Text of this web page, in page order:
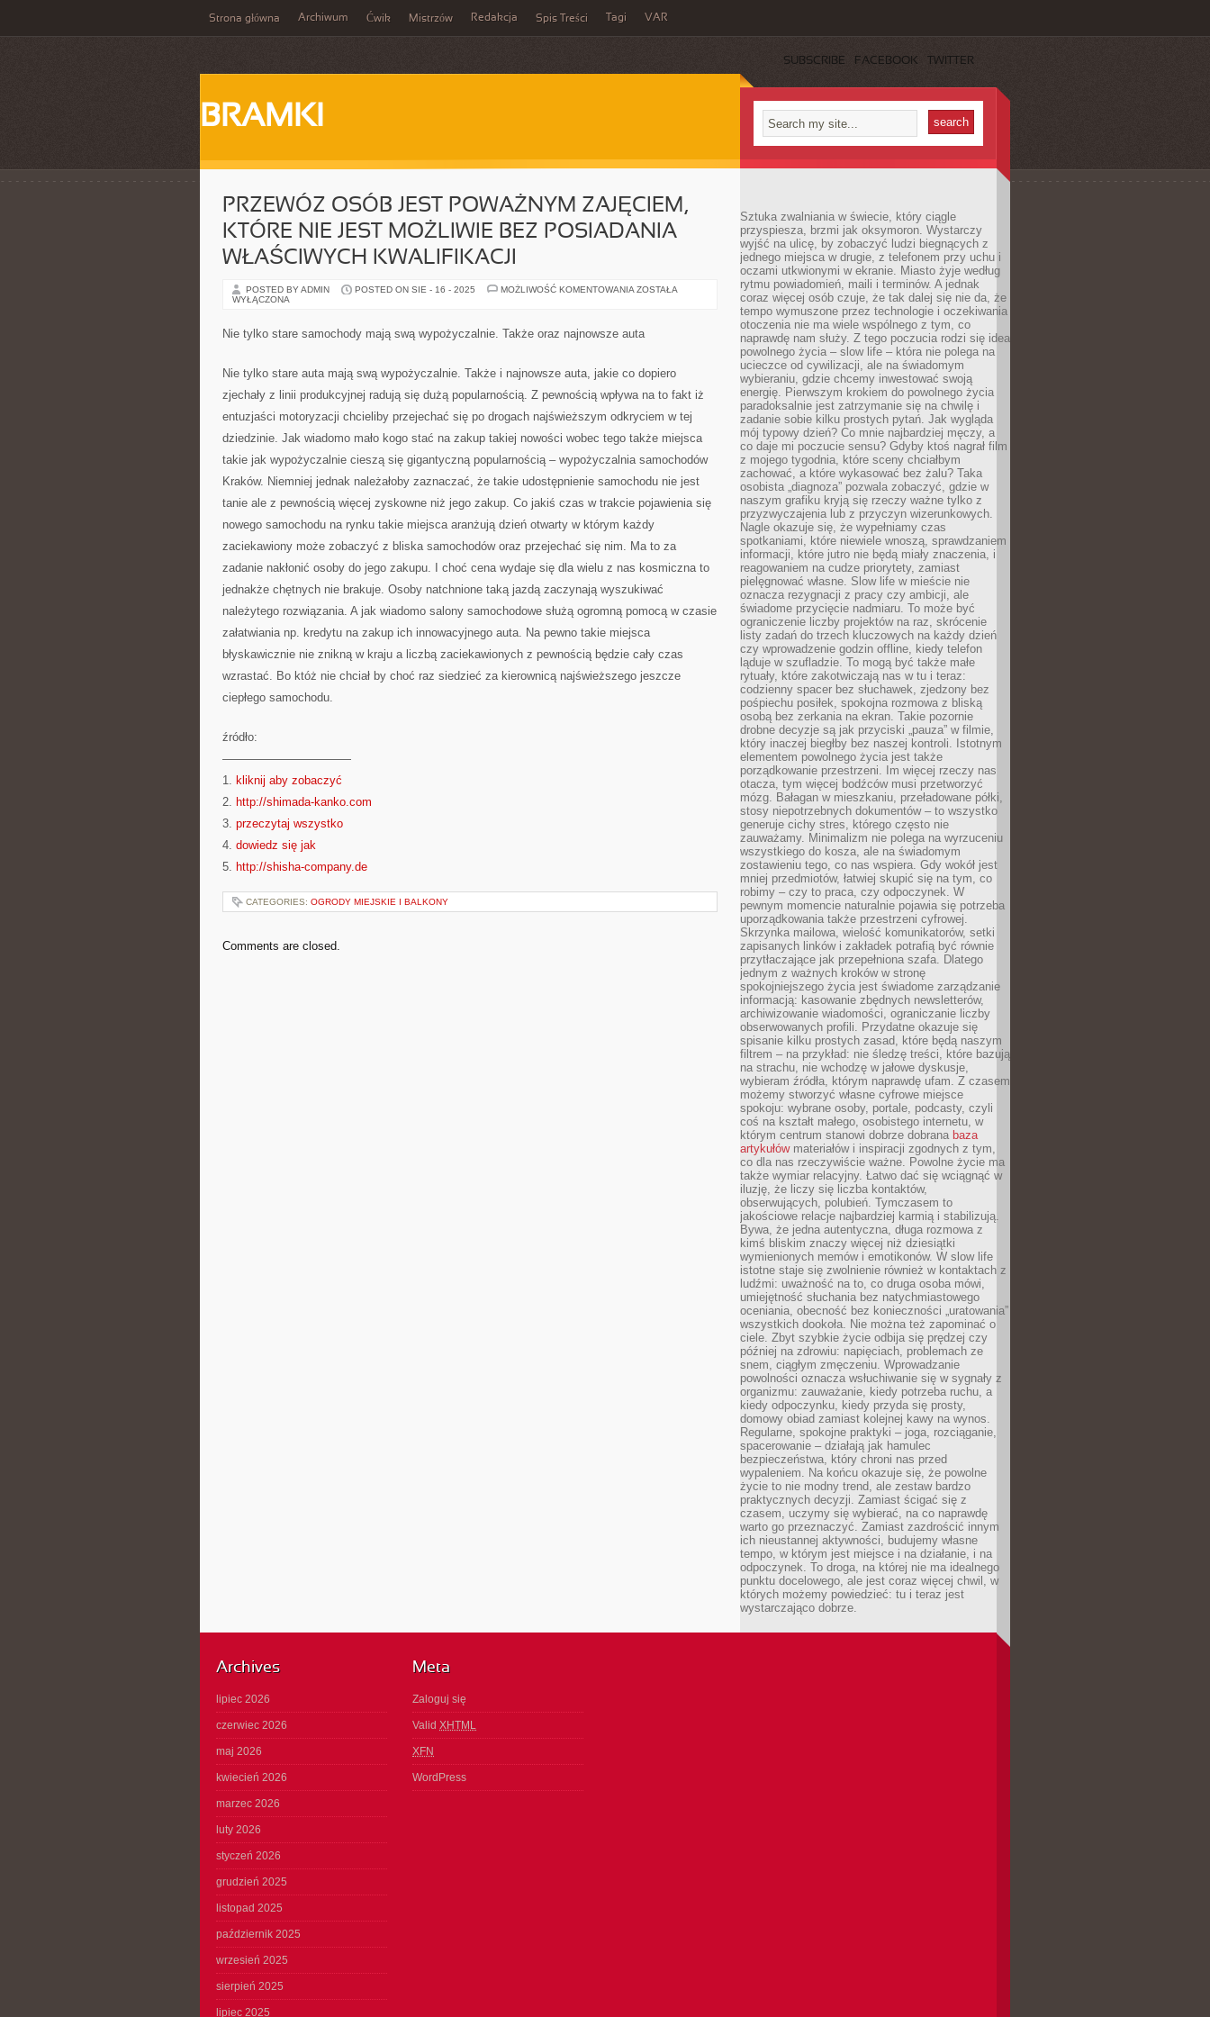
Strona główna Archiwum Ćwik Mistrzów Redakcja Spis Treści Tagi VAR
SUBSCRIBE FACEBOOK TWITTER
BRAMKI
PRZEWÓZ OSÓB JEST POWAŻNYM ZAJĘCIEM,
KTÓRE NIE JEST MOŻLIWIE BEZ POSIADANIA
WŁAŚCIWYCH KWALIFIKACJI
POSTED BY ADMIN POSTED ON SIE - 16 - 2025 MOŻLIWOŚĆ KOMENTOWANIA PRZEWÓZ
ZAJĘCIEM,
KTÓRE
MOŻLIWIE
BEZ
WŁAŚCIWYCH
ZOSTAŁA
WYŁĄCZONA
Nie tylko stare samochody mają swą wypożyczalnie. Także oraz najnowsze auta
Nie tylko stare auta mają swą wypożyczalnie. Także i najnowsze auta, jakie co dopiero
zjechały z linii produkcyjnej radują się dużą popularnością. Z pewnością wpływa na to fakt iż
entuzjaści motoryzacji chcieliby przejechać się po drogach najświeższym odkryciem w tej
dziedzinie. Jak wiadomo mało kogo stać na zakup takiej nowości wobec tego także miejsca
takie jak wypożyczalnie cieszą się gigantyczną popularnością – wypożyczalnia samochodów
Kraków. Niemniej jednak należałoby zaznaczać, że takie udostępnienie samochodu nie jest
tanie ale z pewnością więcej zyskowne niż jego zakup. Co jakiś czas w trakcie pojawienia się
nowego samochodu na rynku takie miejsca aranżują dzień otwarty w którym każdy
zaciekawiony może zobaczyć z bliska samochodów oraz przejechać się nim. Ma to za
zadanie nakłonić osoby do jego zakupu. I choć cena wydaje się dla wielu z nas kosmiczna to
jednakże chętnych nie brakuje. Osoby natchnione taką jazdą zaczynają wyszukiwać
należytego rozwiązania. A jak wiadomo salony samochodowe służą ogromną pomocą w czasie
załatwiania np. kredytu na zakup ich innowacyjnego auta. Na pewno takie miejsca
błyskawicznie nie znikną w kraju a liczbą zaciekawionych z pewnością będzie cały czas
wzrastać. Bo któż nie chciał by choć raz siedzieć za kierownicą najświeższego jeszcze
ciepłego samochodu.
źródło:
———————————
1. kliknij aby zobaczyć
2. http://shimada-kanko.com
3. przeczytaj wszystko
4. dowiedz się jak
5. http://shisha-company.de
CATEGORIES: OGRODY MIEJSKIE I BALKONY
Comments are closed.
Sztuka zwalniania w świecie, który ciągle
przyspiesza, brzmi jak oksymoron. Wystarczy
wyjść na ulicę, by zobaczyć ludzi biegnących z
jednego miejsca w drugie, z telefonem przy uchu i
oczami utkwionymi w ekranie. Miasto żyje według
rytmu powiadomień, maili i terminów. A jednak
coraz więcej osób czuje, że tak dalej się nie da, że
tempo wymuszone przez technologie i oczekiwania
otoczenia nie ma wiele wspólnego z tym, co
naprawdę nam służy. Z tego poczucia rodzi się idea
powolnego życia – slow life – która nie polega na
ucieczce od cywilizacji, ale na świadomym
wybieraniu, gdzie chcemy inwestować swoją
energię. Pierwszym krokiem do powolnego życia
paradoksalnie jest zatrzymanie się na chwilę i
zadanie sobie kilku prostych pytań. Jak wygląda
mój typowy dzień? Co mnie najbardziej męczy, a
co daje mi poczucie sensu? Gdyby ktoś nagrał film
z mojego tygodnia, które sceny chciałbym
zachować, a które wykasować bez żalu? Taka
osobista „diagnoza” pozwala zobaczyć, gdzie w
naszym grafiku kryją się rzeczy ważne tylko z
przyzwyczajenia lub z przyczyn wizerunkowych.
Nagle okazuje się, że wypełniamy czas
spotkaniami, które niewiele wnoszą, sprawdzaniem
informacji, które jutro nie będą miały znaczenia, i
reagowaniem na cudze priorytety, zamiast
pielęgnować własne. Slow life w mieście nie
oznacza rezygnacji z pracy czy ambicji, ale
świadome przycięcie nadmiaru. To może być
ograniczenie liczby projektów na raz, skrócenie
listy zadań do trzech kluczowych na każdy dzień
czy wprowadzenie godzin offline, kiedy telefon
ląduje w szufladzie. To mogą być także małe
rytuały, które zakotwiczają nas w tu i teraz:
codzienny spacer bez słuchawek, zjedzony bez
pośpiechu posiłek, spokojna rozmowa z bliską
osobą bez zerkania na ekran. Takie pozornie
drobne decyzje są jak przyciski „pauza” w filmie,
który inaczej biegłby bez naszej kontroli. Istotnym
elementem powolnego życia jest także
porządkowanie przestrzeni. Im więcej rzeczy nas
otacza, tym więcej bodźców musi przetworzyć
mózg. Bałagan w mieszkaniu, przeładowane półki,
stosy niepotrzebnych dokumentów – to wszystko
generuje cichy stres, którego często nie
zauważamy. Minimalizm nie polega na wyrzuceniu
wszystkiego do kosza, ale na świadomym
zostawieniu tego, co nas wspiera. Gdy wokół jest
mniej przedmiotów, łatwiej skupić się na tym, co
robimy – czy to praca, czy odpoczynek. W
pewnym momencie naturalnie pojawia się potrzeba
uporządkowania także przestrzeni cyfrowej.
Skrzynka mailowa, wielość komunikatorów, setki
zapisanych linków i zakładek potrafią być równie
przytłaczające jak przepełniona szafa. Dlatego
jednym z ważnych kroków w stronę
spokojniejszego życia jest świadome zarządzanie
informacją: kasowanie zbędnych newsletterów,
archiwizowanie wiadomości, ograniczanie liczby
obserwowanych profili. Przydatne okazuje się
spisanie kilku prostych zasad, które będą naszym
filtrem – na przykład: nie śledzę treści, które bazują
na strachu, nie wchodzę w jałowe dyskusje,
wybieram źródła, którym naprawdę ufam. Z czasem
możemy stworzyć własne cyfrowe miejsce
spokoju: wybrane osoby, portale, podcasty, czyli
coś na kształt małego, osobistego internetu, w
którym centrum stanowi dobrze dobrana baza
artykułówmateriałów i inspiracji zgodnych z tym,
co dla nas rzeczywiście ważne. Powolne życie ma
także wymiar relacyjny. Łatwo dać się wciągnąć w
iluzję, że liczy się liczba kontaktów,
obserwujących, polubień. Tymczasem to
jakościowe relacje najbardziej karmią i stabilizują.
Bywa, że jedna autentyczna, długa rozmowa z
kimś bliskim znaczy więcej niż dziesiątki
wymienionych memów i emotikonów. W slow life
istotne staje się zwolnienie również w kontaktach z
ludźmi: uważność na to, co druga osoba mówi,
umiejętność słuchania bez natychmiastowego
oceniania, obecność bez konieczności „uratowania”
wszystkich dookoła. Nie można też zapominać o
ciele. Zbyt szybkie życie odbija się prędzej czy
później na zdrowiu: napięciach, problemach ze
snem, ciągłym zmęczeniu. Wprowadzanie
powolności oznacza wsłuchiwanie się w sygnały z
organizmu: zauważanie, kiedy potrzeba ruchu, a
kiedy odpoczynku, kiedy przyda się prosty,
domowy obiad zamiast kolejnej kawy na wynos.
Regularne, spokojne praktyki – joga, rozciąganie,
spacerowanie – działają jak hamulec
bezpieczeństwa, który chroni nas przed
wypaleniem. Na końcu okazuje się, że powolne
życie to nie modny trend, ale zestaw bardzo
praktycznych decyzji. Zamiast ścigać się z
czasem, uczymy się wybierać, na co naprawdę
warto go przeznaczyć. Zamiast zazdrościć innym
ich nieustannej aktywności, budujemy własne
tempo, w którym jest miejsce i na działanie, i na
odpoczynek. To droga, na której nie ma idealnego
punktu docelowego, ale jest coraz więcej chwil, w
których możemy powiedzieć: tu i teraz jest
wystarczająco dobrze.
Archives
lipiec 2026
czerwiec 2026
maj 2026
kwiecień 2026
marzec 2026
luty 2026
styczeń 2026
grudzień 2025
listopad 2025
październik 2025
wrzesień 2025
sierpień 2025
lipiec 2025
Meta
Zaloguj się
Valid XHTML
XFN
WordPress